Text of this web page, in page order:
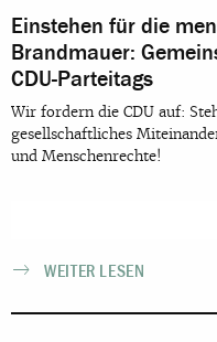
Einstehen für die
Brandmauer:
CDU-Parteitags
Wir fordern die CDU auf:
gesellschaftliches
und Menschenrechte!
WEITER LESEN